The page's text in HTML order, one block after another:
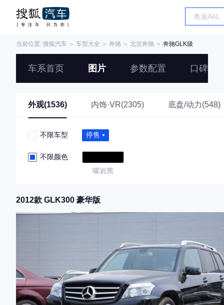
当前位置: 搜狐汽车 ＞ 车型大全 ＞ 奔驰 ＞ 北京奔驰 ＞ 奔驰GLK级
车系首页 图片 参数配置 口碑
外观(1536) 内饰·VR(2305) 底盘/动力(548)
不限车型 停售
不限颜色
曜岩黑
2012款 GLK300 豪华版